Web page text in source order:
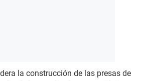
la construcción de las presas de